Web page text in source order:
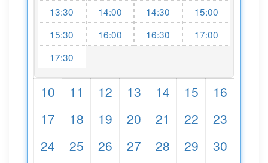
13:30
14:00 14:30
15:00
15:30
16:00 16:30
17:00
17:30
10 11 12 13 14 15
16
17
18 19 20 21 22
23
24
25 26 27 28 29 30